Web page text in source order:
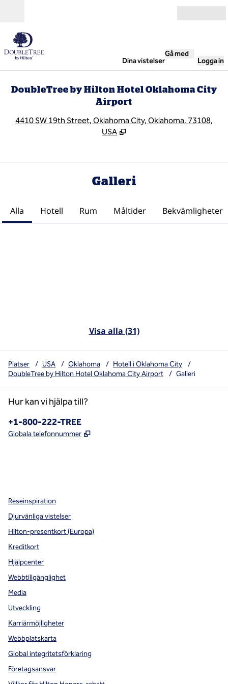
Dina vistelser
Gå med
Logga in
DoubleTree by Hilton Hotel Oklahoma City
Airport
4410 SW 19th Street, Oklahoma City, Oklahoma, 73108,
USA
Galleri
Alla Hotell Rum Måltider Bekvämligheter
Visa alla (31)
Platser / USA / Oklahoma / Hotell i Oklahoma City
/
DoubleTree by Hilton Hotel Oklahoma City Airport
/ Galleri
Hur kan vi hjälpa till?
Telefon:
+1-800-222-TREE
Globala telefonnummer ,
Reseinspiration
Djurvänliga vistelser
Hilton-presentkort (Europa)
Kreditkort
Hjälpcenter
Webbtillgänglighet
Media
Utveckling
Karriärmöjligheter
Webbplatskarta
Global integritetsförklaring
Företagsansvar